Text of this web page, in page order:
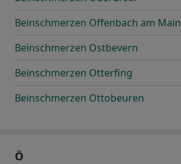
Beinschmerzen Offenbach am Main
Beinschmerzen Ostbevern
Beinschmerzen Otterfing
Beinschmerzen Ottobeuren
Ö